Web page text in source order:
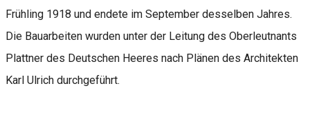
Frühling 1918 und endete im September desselben Jahres.
Die Bauarbeiten wurden unter der Leitung des Oberleutnants
Plattner des Deutschen Heeres nach Plänen des Architekten
Karl Ulrich durchgeführt.